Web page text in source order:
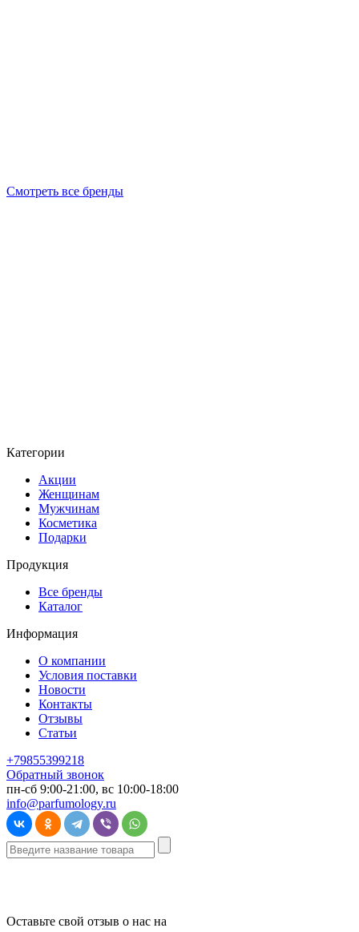
Смотреть все бренды
Категории
Акции
Женщинам
Мужчинам
Косметика
Подарки
Продукция
Все бренды
Каталог
Информация
О компании
Условия поставки
Новости
Контакты
Отзывы
Статьи
+79855399218
Обратный звонок
пн-сб 9:00-21:00, вс 10:00-18:00
info@parfumology.ru
Оставьте свой отзыв о нас на